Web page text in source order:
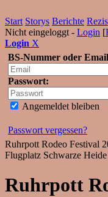
Start Storys Berichte Rezis
Nicht eingeloggt - Login [
Login X
BS-Nummer oder
Passwort:
Angemeldet bleiben
Passwort vergessen?
Ruhrpott Rodeo Festival
Flugplatz Schwarze
Ruhrpott